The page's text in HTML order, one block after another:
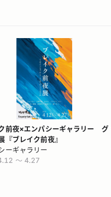
前夜×エンパシーギャラリー グ
『ブレイク前夜』
ーギャラリー
〜 4.27